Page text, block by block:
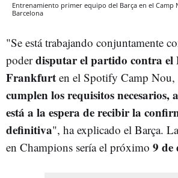
Entrenamiento primer equipo del Barça en el Camp
Barcelona
"Se está trabajando conjuntamente
poderdisputar el partido contra
Frankfurt en el Spotify Camp Nou,
cumplen los requisitos necesarios,
está a la espera de recibir la
definitiva", ha explicado el Barça.
en Champions sería el próximo 9 de